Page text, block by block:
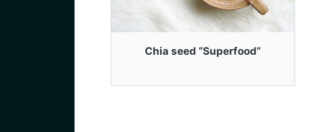
Chia seed “Superfood”